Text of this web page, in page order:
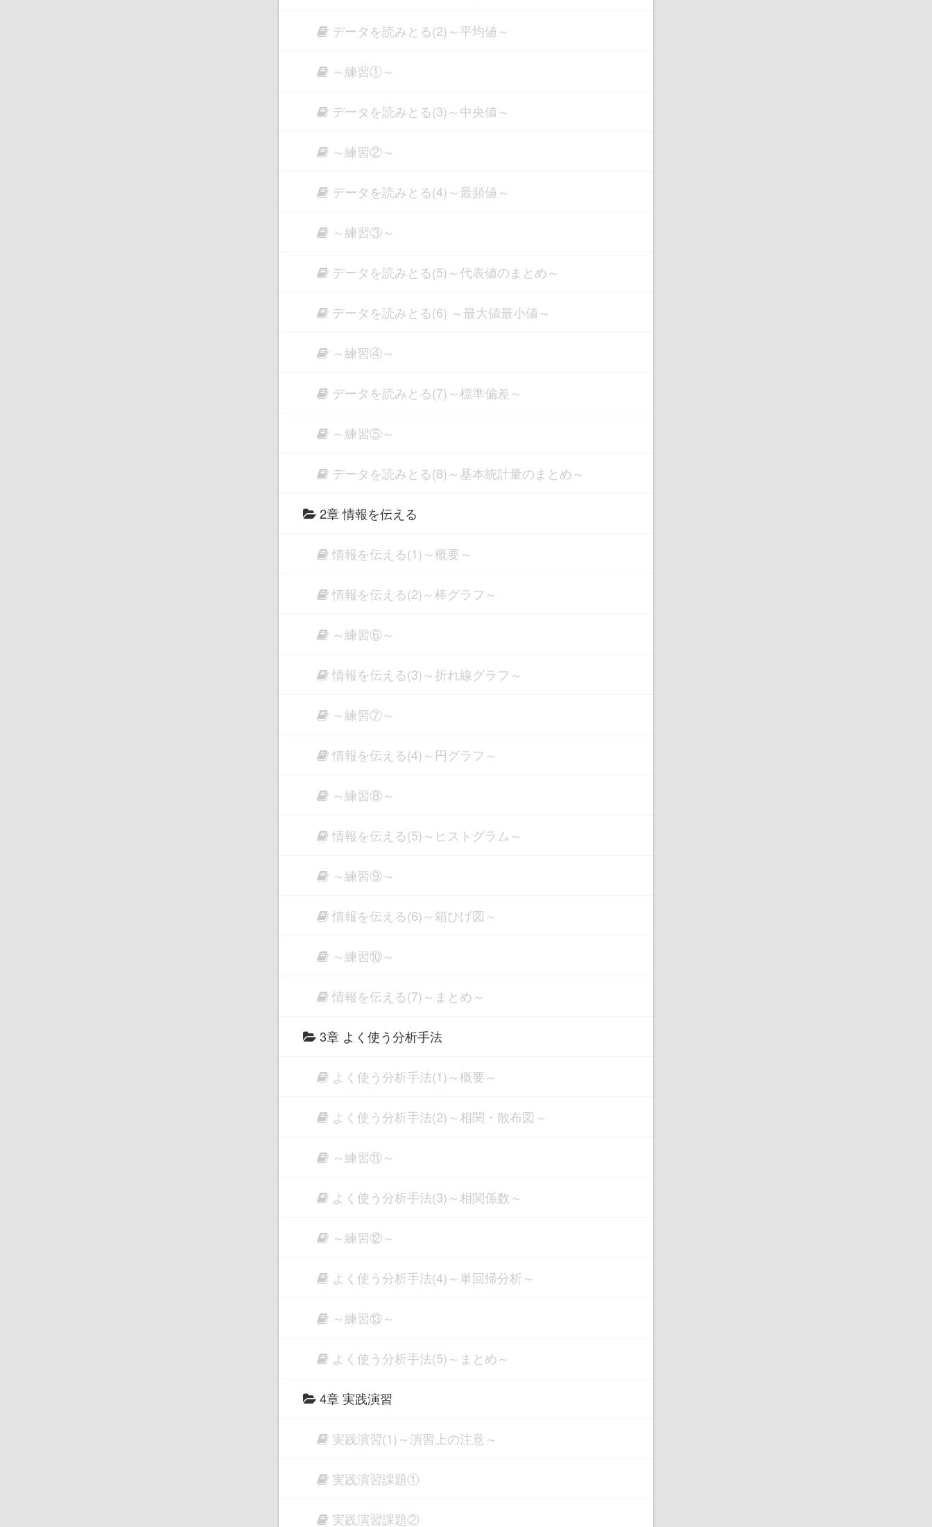
データを読みとる(2)～平均値～
～練習①～
データを読みとる(3)～中央値～
～練習②～
データを読みとる(4)～最頻値～
～練習③～
データを読みとる(5)～代表値のまとめ～
データを読みとる(6) ～最大値最小値～
～練習④～
データを読みとる(7)～標準偏差～
～練習⑤～
データを読みとる(8)～基本統計量のまとめ～
2章 情報を伝える
情報を伝える(1)～概要～
情報を伝える(2)～棒グラフ～
～練習⑥～
情報を伝える(3)～折れ線グラフ～
～練習⑦～
情報を伝える(4)～円グラフ～
～練習⑧～
情報を伝える(5)～ヒストグラム～
～練習⑨～
情報を伝える(6)～箱ひげ図～
～練習⑩～
情報を伝える(7)～まとめ～
3章 よく使う分析手法
よく使う分析手法(1)～概要～
よく使う分析手法(2)～相関・散布図～
～練習⑪～
よく使う分析手法(3)～相関係数～
～練習⑫～
よく使う分析手法(4)～単回帰分析～
～練習⑬～
よく使う分析手法(5)～まとめ～
4章 実践演習
実践演習(1)～演習上の注意～
実践演習課題①
実践演習課題②